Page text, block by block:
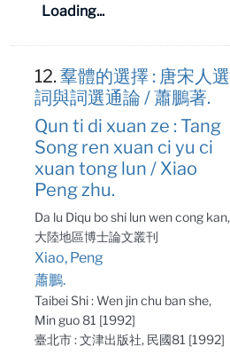
Loading...
12.羣體的選擇 : 唐宋人選
詞與詞選通論 / 蕭鵬著.
Qun ti di xuan ze : Tang
Song ren xuan ci yu ci
xuan tong lun / Xiao
Peng zhu.
Da lu Diqu bo shi lun wen cong kan,
大陸地區博士論文叢刊
Xiao, Peng
蕭鵬.
Taibei Shi : Wen jin chu ban she,
Min guo 81 [1992]
臺北市 : 文津出版社, 民國81 [1992]